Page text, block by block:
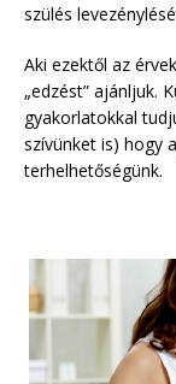
szülés
Aki ezektől az
„edzést” ajánljuk.
gyakorlatokkal
szívünket is) hogy
terhelhetőségünk.